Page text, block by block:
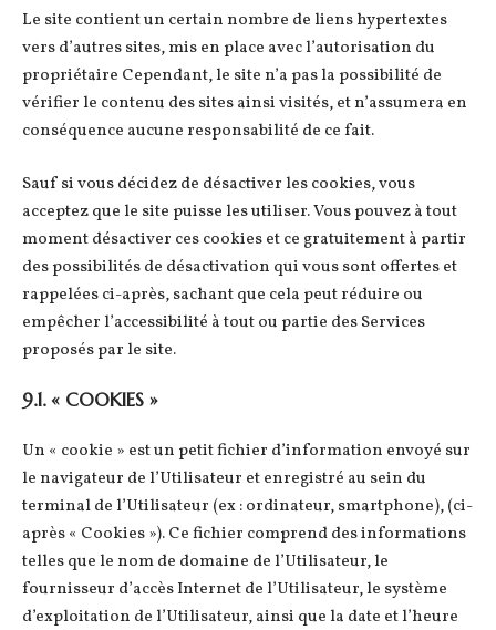
Le site contient un certain nombre de liens hypertextes
vers d’autres sites, mis en place avec l’autorisation du
propriétaire Cependant, le site n’a pas la possibilité de
vérifier le contenu des sites ainsi visités, et n’assumera en
conséquence aucune responsabilité de ce fait.
Sauf si vous décidez de désactiver les cookies, vous
acceptez que le site puisse les utiliser. Vous pouvez à tout
moment désactiver ces cookies et ce gratuitement à partir
des possibilités de désactivation qui vous sont offertes et
rappelées ci-après, sachant que cela peut réduire ou
empêcher l’accessibilité à tout ou partie des Services
proposés par le site.
9.1. « COOKIES »
Un « cookie » est un petit fichier d’information envoyé sur
le navigateur de l’Utilisateur et enregistré au sein du
terminal de l’Utilisateur (ex : ordinateur, smartphone), (ci-
après « Cookies »). Ce fichier comprend des informations
telles que le nom de domaine de l’Utilisateur, le
fournisseur d’accès Internet de l’Utilisateur, le système
d’exploitation de l’Utilisateur, ainsi que la date et l’heure